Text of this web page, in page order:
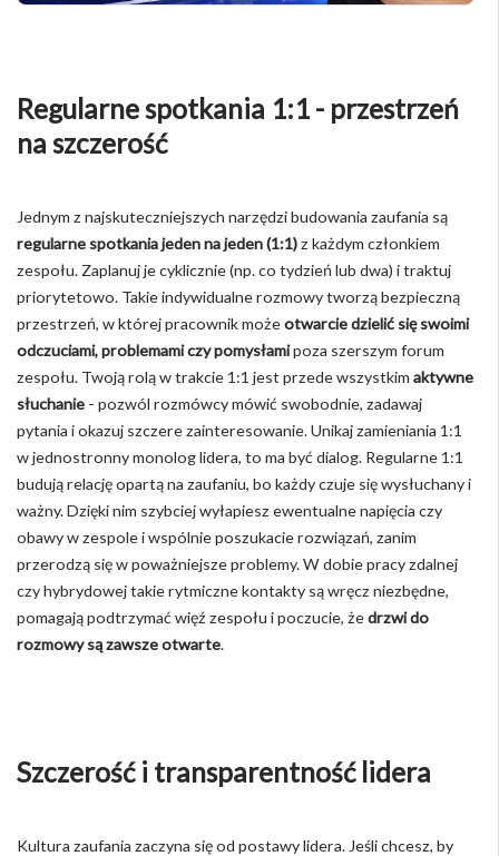
Regularne spotkania 1:1 - przestrzeń
na szczerość
Jednym z najskuteczniejszych narzędzi budowania zaufania są
regularne spotkania jeden na jeden (1:1)z każdym członkiem
zespołu. Zaplanuj je cyklicznie (np. co tydzień lub dwa) i traktuj
priorytetowo. Takie indywidualne rozmowy tworzą bezpieczną
przestrzeń, w której pracownik możeotwarcie dzielić się swoimi
odczuciami, problemami czy pomysłamipoza szerszym forum
zespołu. Twoją rolą w trakcie 1:1 jest przede wszystkim aktywne
słuchanie - pozwól rozmówcy mówić swobodnie, zadawaj
pytania i okazuj szczere zainteresowanie. Unikaj zamieniania 1:1
w jednostronny monolog lidera, to ma być dialog. Regularne 1:1
budują relację opartą na zaufaniu, bo każdy czuje się wysłuchany i
ważny. Dzięki nim szybciej wyłapiesz ewentualne napięcia czy
obawy w zespole i wspólnie poszukacie rozwiązań, zanim
przerodzą się w poważniejsze problemy. W dobie pracy zdalnej
czy hybrydowej takie rytmiczne kontakty są wręcz niezbędne,
pomagają podtrzymać więź zespołu i poczucie, żedrzwi do
rozmowy są zawsze otwarte.
Szczerość i transparentność lidera
Kultura zaufania zaczyna się od postawy lidera. Jeśli chcesz, by